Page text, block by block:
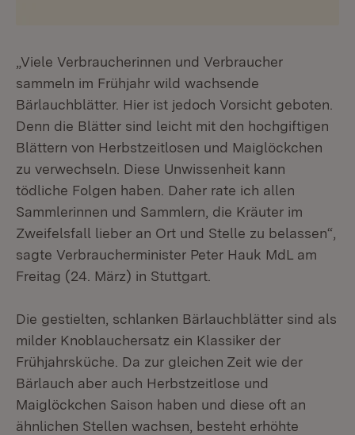
„Viele Verbraucherinnen und Verbraucher
sammeln im Frühjahr wild wachsende
Bärlauchblätter. Hier ist jedoch Vorsicht geboten.
Denn die Blätter sind leicht mit den hochgiftigen
Blättern von Herbstzeitlosen und Maiglöckchen
zu verwechseln. Diese Unwissenheit kann
tödliche Folgen haben. Daher rate ich allen
Sammlerinnen und Sammlern, die Kräuter im
Zweifelsfall lieber an Ort und Stelle zu belassen“,
sagte Verbraucherminister Peter Hauk MdL am
Freitag (24. März) in Stuttgart.
Die gestielten, schlanken Bärlauchblätter sind als
milder Knoblauchersatz ein Klassiker der
Frühjahrsküche. Da zur gleichen Zeit wie der
Bärlauch aber auch Herbstzeitlose und
Maiglöckchen Saison haben und diese oft an
ähnlichen Stellen wachsen, besteht erhöhte